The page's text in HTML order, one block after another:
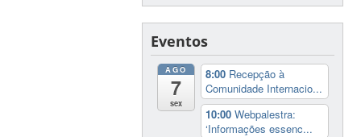
Eventos
AGO
7
sex
8:00 Recepção à
Comunidade Internacio...
10:00Webpalestra:
‘Informações essenc...